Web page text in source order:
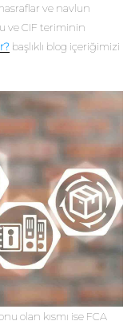
ve navlun
ve CIF teriminin
başlıklı blog içeriğimizi
olan kısmı ise FCA